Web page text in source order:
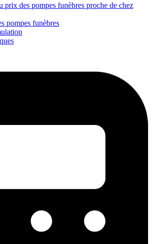
prix des pompes funèbres proche de chez
pompes funèbres